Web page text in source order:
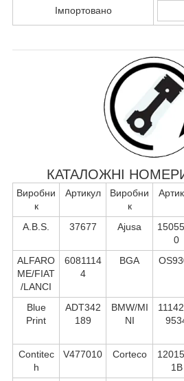
Імпортовано
КАТАЛОЖНІ
Виробни
к
Артикул
Виробни
к
A.B.S. 37677 Ajusa
0
ALFARO
ME/FIAT
/LANCI
6081114
4
BGA
Blue
Print
ADT342
189
BMW/MI
NI
Contitec
h
V477010 Corteco
1B